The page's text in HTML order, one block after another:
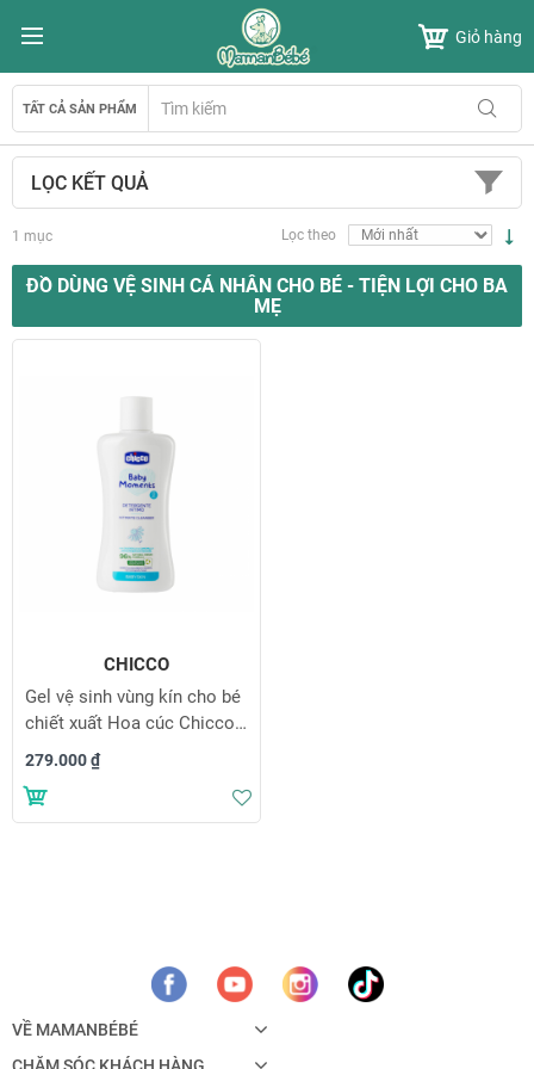
đến
nội
TẤT CẢ SẢN PHẨM
Giỏ hàng
1 mục Lọc theo
ĐỒ DÙNG VỆ SINH CÁ NHÂN CHO BÉ - TIỆN LỢI CHO BA
MẸ
CHICCO
Gel vệ sinh vùng kín cho bé
chiết xuất Hoa cúc Chicco
0M+
279.000 ₫
Thêm vào danh sách yêu thích
LỌC KẾT QUẢ
VỀ MAMANBÉBÉ